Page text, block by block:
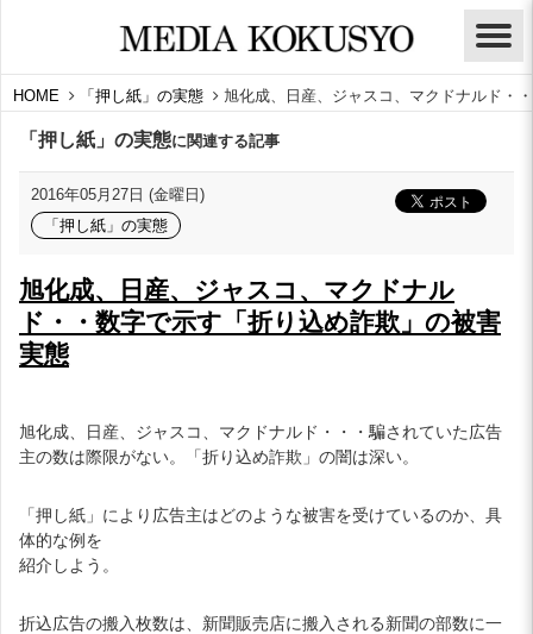
HOME 「押し紙」の実態 旭化成、日産、ジャスコ、マクドナルド・
「押し紙」の実態に関連する記事
2016年05月27日 (金曜日)
「押し紙」の実態
旭化成、日産、ジャスコ、マクドナル
ド・・数字で示す「折り込め詐欺」の被害
実態
旭化成、日産、ジャスコ、マクドナルド・・・騙されていた広告
主の数は際限がない。「折り込め詐欺」の闇は深い。
「押し紙」により広告主はどのような被害を受けているのか、具
体的な例を
紹介しよう。
折込広告の搬入枚数は、新聞販売店に搬入される新聞の部数に一